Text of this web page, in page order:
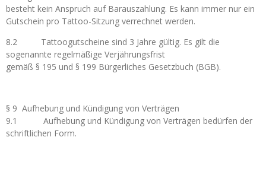
besteht kein Anspruch auf Barauszahlung. Es kann immer nur ein
Gutschein pro Tattoo-Sitzung verrechnet werden.
8.2 Tattoogutscheine sind 3 Jahre gültig. Es gilt die
sogenannte regelmäßige Verjährungsfrist
gemäß § 195 und § 199 Bürgerliches Gesetzbuch (BGB).
§ 9 Aufhebung und Kündigung von Verträgen
9.1 Aufhebung und Kündigung von Verträgen bedürfen der
schriftlichen Form.